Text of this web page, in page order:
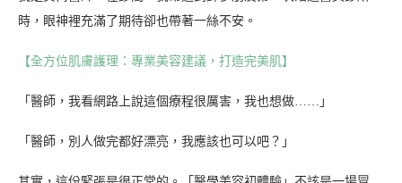
時，眼神裡充滿了期待卻也帶著一絲不安。
【全方位肌膚護理：專業美容建議，打造完美肌】
「醫師，我看網路上說這個療程很厲害，我也想做……」
「醫師，別人做完都好漂亮，我應該也可以吧？」